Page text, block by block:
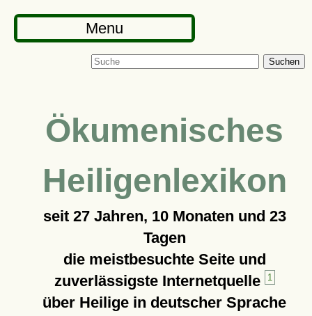
Menu
Suchen
Ökumenisches
Heiligenlexikon
seit 27 Jahren, 10 Monaten und 23
Tagen
die meistbesuchte Seite und
zuverlässigste Internetquelle
1
über Heilige in deutscher Sprache